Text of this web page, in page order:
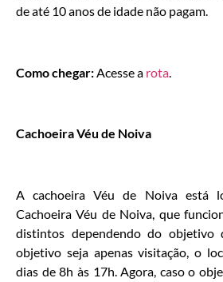
de até 10 anos de idade não pagam.
Como chegar: Acesse a rota
Cachoeira Véu de Noiva
A cachoeira Véu de Noiva está
Cachoeira Véu de Noiva, que
distintos dependendo do objetivo
objetivo seja apenas visitação, o
dias de 8h às 17h. Agora, caso o